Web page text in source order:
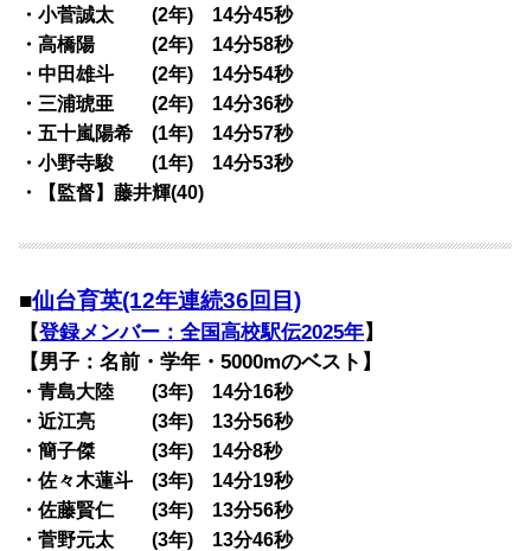
・小菅誠太 (2年) 14分45秒
・高橋陽 (2年) 14分58秒
・中田雄斗 (2年) 14分54秒
・三浦琥亜 (2年) 14分36秒
・五十嵐陽希 (1年) 14分57秒
・小野寺駿 (1年) 14分53秒
・【監督】藤井輝(40)
■仙台育英(12年連続36回目)
【登録メンバー：全国高校駅伝2025年】
【男子：名前・学年・5000mのベスト】
・青島大陸 (3年) 14分16秒
・近江亮 (3年) 13分56秒
・簡子傑 (3年) 14分8秒
・佐々木蓮斗 (3年) 14分19秒
・佐藤賢仁 (3年) 13分56秒
・菅野元太 (3年) 13分46秒